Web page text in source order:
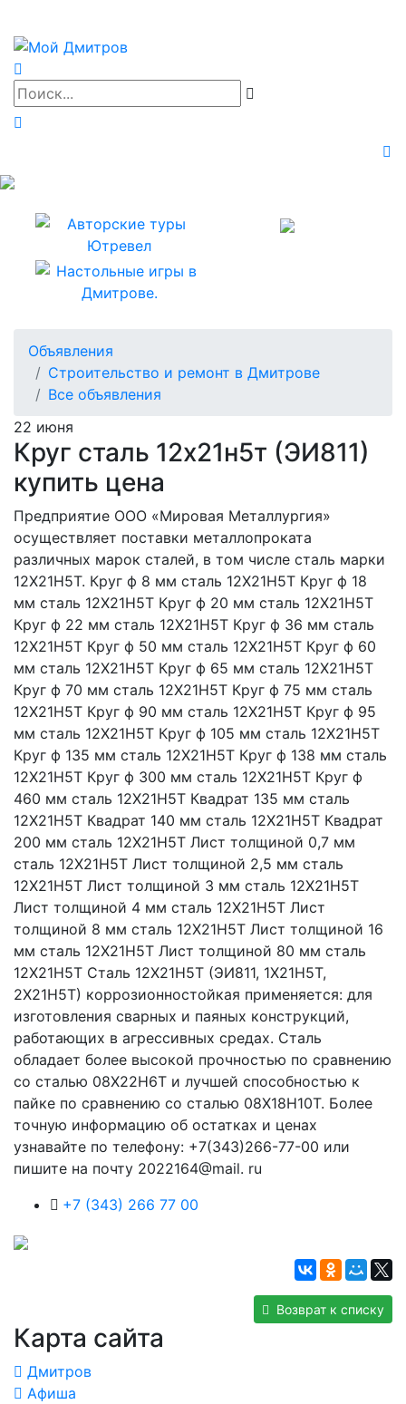
Объявления
Строительство и ремонт в Дмитрове
Все объявления
22 июня
Круг сталь 12х21н5т (ЭИ811)
купить цена
Предприятие ООО «Мировая Металлургия»
осуществляет поставки металлопроката
различных марок сталей, в том числе сталь марки
12X21H5T. Круг ф 8 мм сталь 12Х21Н5Т Круг ф 18
мм сталь 12Х21Н5Т Круг ф 20 мм сталь 12Х21Н5Т
Круг ф 22 мм сталь 12Х21Н5Т Круг ф 36 мм сталь
12Х21Н5Т Круг ф 50 мм сталь 12Х21Н5Т Круг ф 60
мм сталь 12Х21Н5Т Круг ф 65 мм сталь 12Х21Н5Т
Круг ф 70 мм сталь 12Х21Н5Т Круг ф 75 мм сталь
12Х21Н5Т Круг ф 90 мм сталь 12Х21Н5Т Круг ф 95
мм сталь 12Х21Н5Т Круг ф 105 мм сталь 12Х21Н5Т
Круг ф 135 мм сталь 12Х21Н5Т Круг ф 138 мм сталь
12Х21Н5Т Круг ф 300 мм сталь 12Х21Н5Т Круг ф
460 мм сталь 12Х21Н5Т Квадрат 135 мм сталь
12Х21Н5Т Квадрат 140 мм сталь 12Х21Н5Т Квадрат
200 мм сталь 12Х21Н5Т Лист толщиной 0,7 мм
сталь 12Х21Н5Т Лист толщиной 2,5 мм сталь
12Х21Н5Т Лист толщиной 3 мм сталь 12Х21Н5Т
Лист толщиной 4 мм сталь 12Х21Н5Т Лист
толщиной 8 мм сталь 12Х21Н5Т Лист толщиной 16
мм сталь 12Х21Н5Т Лист толщиной 80 мм сталь
12Х21Н5Т Сталь 12Х21Н5Т (ЭИ811, 1Х21Н5Т,
2Х21Н5Т) коррозионностойкая применяется: для
изготовления сварных и паяных конструкций,
работающих в агрессивных средах. Сталь
обладает более высокой прочностью по сравнению
со сталью 08Х22Н6Т и лучшей способностью к
пайке по сравнению со сталью 08Х18Н10Т. Более
точную информацию об остатках и ценах
узнавайте по телефону: +7(343)266-77-00 или
пишите на почту 2022164@mail. ru
+7 (343) 266 77 00
Возврат к списку
Карта сайта
Дмитров
Афиша